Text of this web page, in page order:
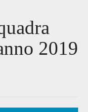
2019